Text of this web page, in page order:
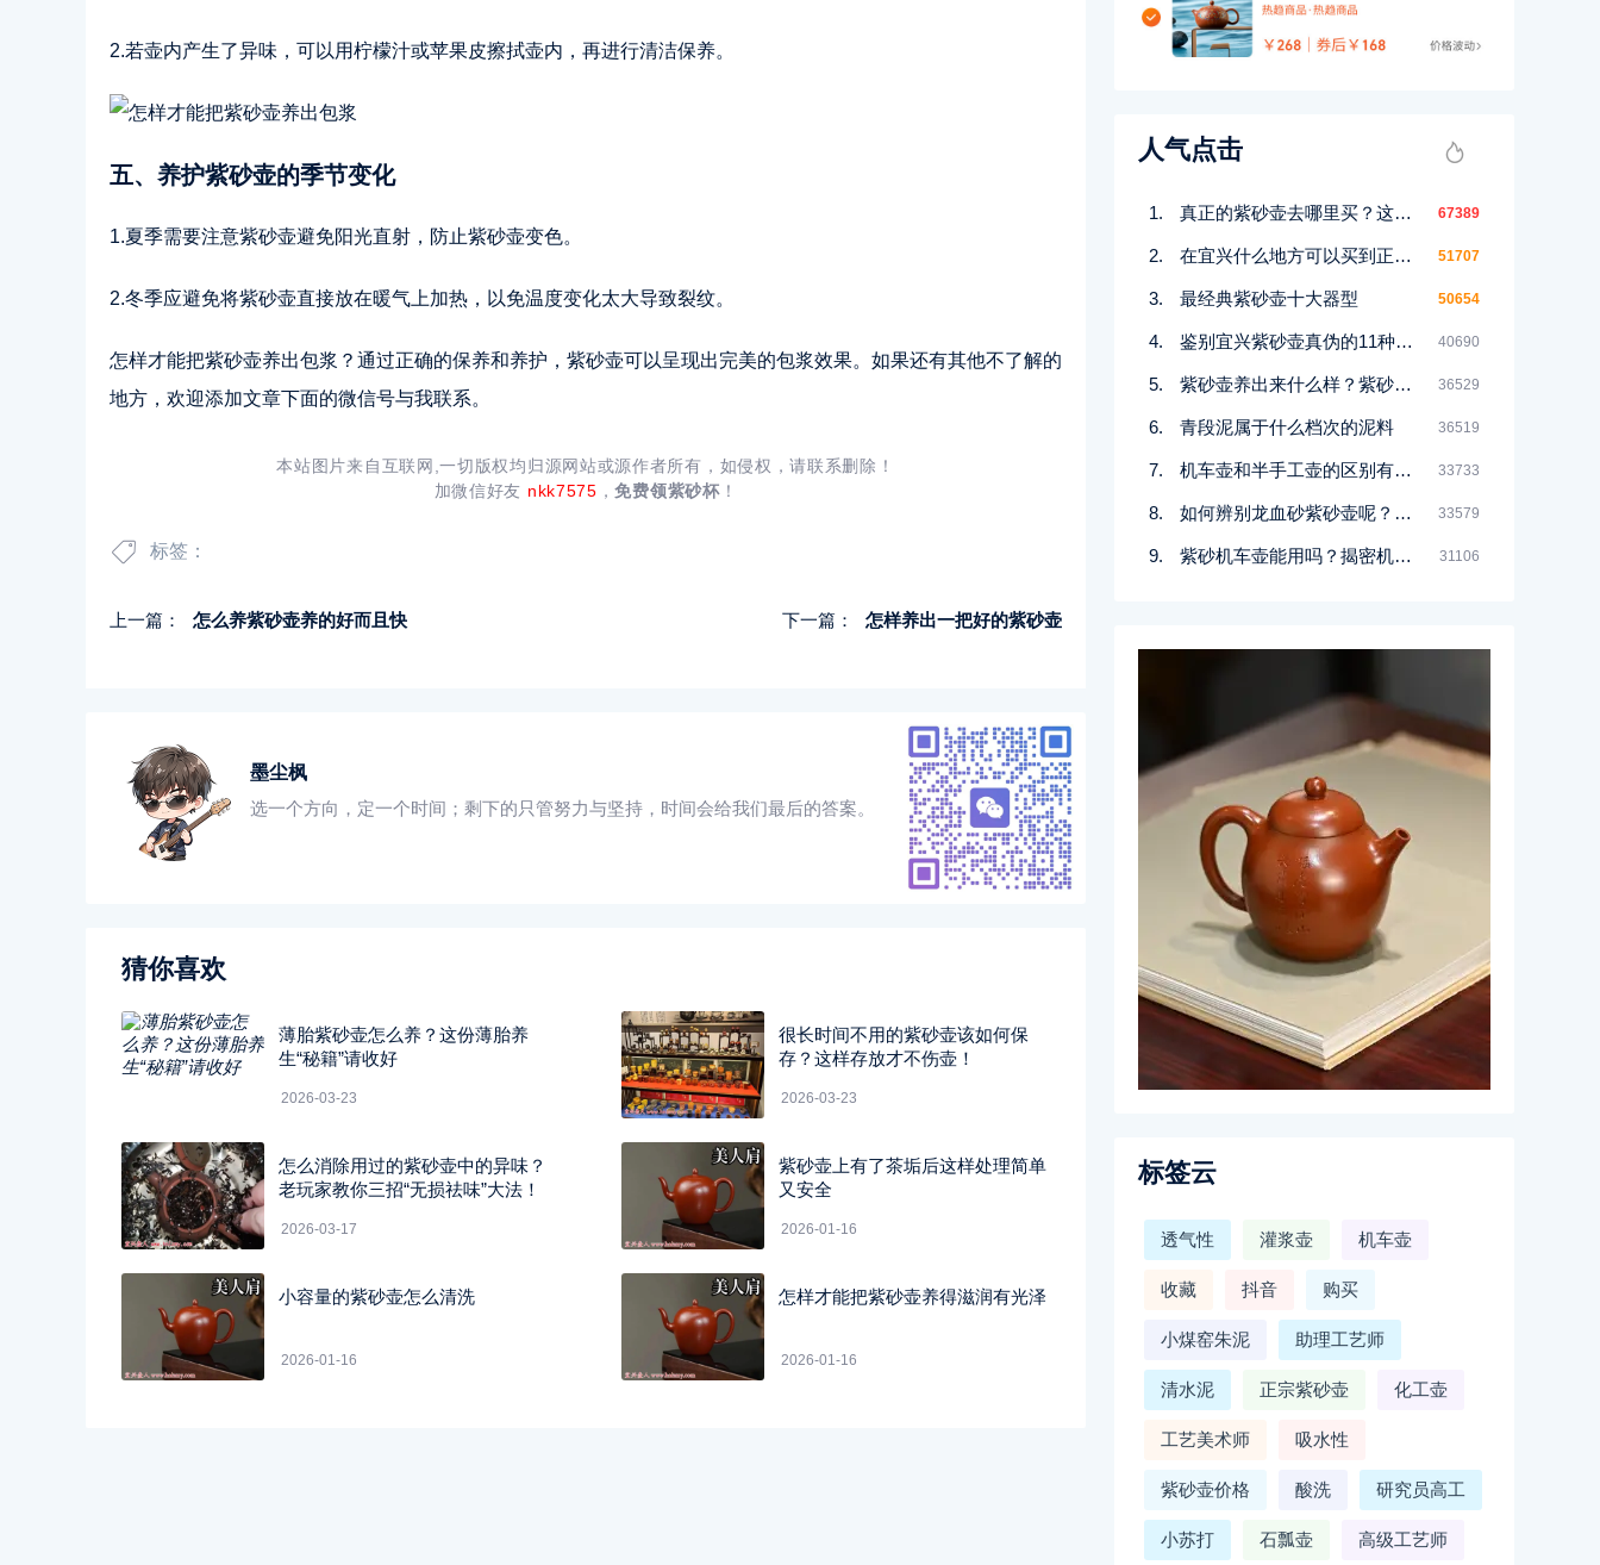
2.若壶内产生了异味，可以用柠檬汁或苹果皮擦拭壶内，再进行清洁保养。
五、养护紫砂壶的季节变化
1.夏季需要注意紫砂壶避免阳光直射，防止紫砂壶变色。
2.冬季应避免将紫砂壶直接放在暖气上加热，以免温度变化太大导致裂纹。
怎样才能把紫砂壶养出包浆？通过正确的保养和养护，紫砂壶可以呈现出完美的包浆效果。如果还有其他不了解的
地方，欢迎添加文章下面的微信号与我联系。
本站图片来自互联网,一切版权均归源网站或源作者所有，如侵权，请联系删除！
加微信好友 nkk7575 ，免费领紫砂杯！
标签：
上一篇： 怎么养紫砂壶养的好而且快 下一篇： 怎样养出一把好的紫砂壶
墨尘枫
选一个方向，定一个时间；剩下的只管努力与坚持，时间会给我们最后的答案。
猜你喜欢
薄胎紫砂壶怎么养？这份薄胎养
生“秘籍”请收好
2026-03-23
很长时间不用的紫砂壶该如何保
存？这样存放才不伤壶！
2026-03-23
怎么消除用过的紫砂壶中的异味？
老玩家教你三招“无损祛味”大法！
2026-03-17
紫砂壶上有了茶垢后这样处理简单
又安全
2026-01-16
小容量的紫砂壶怎么清洗
2026-01-16
怎样才能把紫砂壶养得滋润有光泽
2026-01-16
人气点击
真正的紫砂壶去哪里买？这几个地方都能买到！ 67389
在宜兴什么地方可以买到正宗紫砂壶 51707
最经典紫砂壶十大器型 50654
鉴别宜兴紫砂壶真伪的11种好方法 40690
紫砂壶养出来什么样？紫砂壶包浆前后对比图鉴赏 36529
青段泥属于什么档次的泥料 36519
机车壶和半手工壶的区别有哪些 33733
如何辨别龙血砂紫砂壶呢？记住一点 33579
紫砂机车壶能用吗？揭密机车壶的真实面目 31106
标签云
透气性 灌浆壶 机车壶
收藏 抖音 购买
小煤窑朱泥 助理工艺师
清水泥 正宗紫砂壶 化工壶
工艺美术师 吸水性
紫砂壶价格 酸洗 研究员高工
小苏打 石瓢壶 高级工艺师